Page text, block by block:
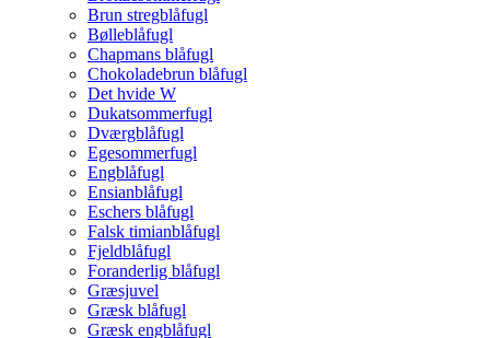
Brun stregblåfugl
Bølleblåfugl
Chapmans blåfugl
Chokoladebrun blåfugl
Det hvide W
Dukatsommerfugl
Dværgblåfugl
Egesommerfugl
Engblåfugl
Ensianblåfugl
Eschers blåfugl
Falsk timianblåfugl
Fjeldblåfugl
Foranderlig blåfugl
Græsjuvel
Græsk blåfugl
Græsk engblåfugl